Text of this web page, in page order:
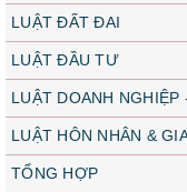
LUẬT ĐẤT ĐAI
LUẬT ĐẦU TƯ
LUẬT DOANH
LUẬT HÔN NHÂN &
TỔNG HỢP